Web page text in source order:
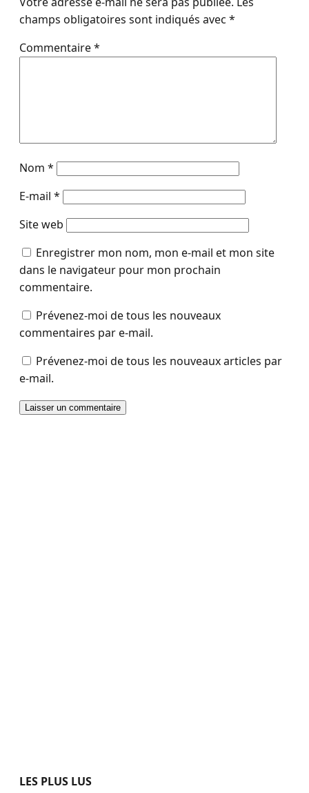
champs obligatoires sont indiqués avec *
Commentaire*
Nom *
E-mail *
Site web
Enregistrer mon nom, mon e-mail et mon site
dans le navigateur pour mon prochain
commentaire.
Prévenez-moi de tous les nouveaux
commentaires par e-mail.
Prévenez-moi de tous les nouveaux articles par
e-mail.
LES PLUS LUS